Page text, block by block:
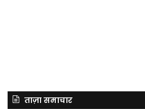
ताज़ा समाचार